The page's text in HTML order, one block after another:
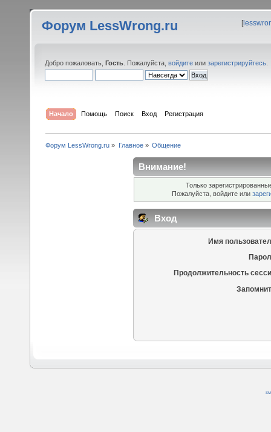
Форум LessWrong.ru [
Добро пожаловать, Гость . Пожалуйста, войдите или зарегистрируйтесь
Начало Помощь Поиск Вход Регистрация
Форум LessWrong.ru » Главное» Общение
Внимание!
Только
Пожалуйста, войдите или
Вход
Имя
Продолжительность